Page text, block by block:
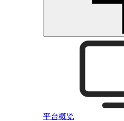
平台概览